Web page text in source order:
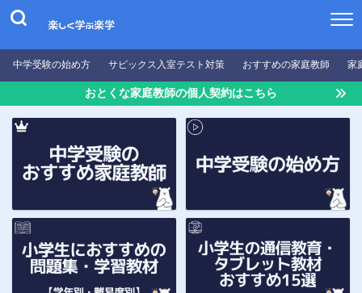
中学受験の始め方 サピックス入室テスト対策 おすすめの家庭教師 家
おとくな家庭教師の個人契約はこちら